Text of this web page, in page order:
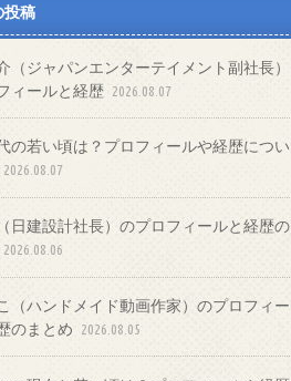
投稿
（ジャパンエンターテイメント副社長）
ィールと経歴 2026.08.07
の若い頃は？プロフィールや経歴につい
2026.08.07
日建設計社長）のプロフィールと経歴の
2026.08.06
（ハンドメイド動画作家）のプロフィー
のまとめ
2026.08.05